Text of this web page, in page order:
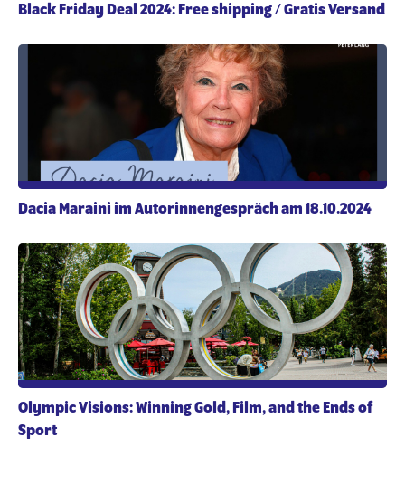
Black Friday Deal 2024: Free shipping / Gratis Versand
Dacia Maraini im Autorinnengespräch am 18.10.2024
Olympic Visions: Winning Gold, Film, and the Ends of
Sport